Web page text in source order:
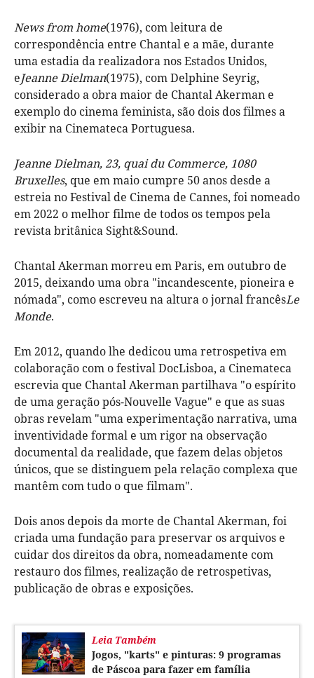
News from home(1976), com leitura de
correspondência entre Chantal e a mãe, durante
uma estadia da realizadora nos Estados Unidos,
eJeanne Dielman(1975), com Delphine Seyrig,
considerado a obra maior de Chantal Akerman e
exemplo do cinema feminista, são dois dos filmes a
exibir na Cinemateca Portuguesa.
Jeanne Dielman, 23, quai du Commerce, 1080
Bruxelles, que em maio cumpre 50 anos desde a
estreia no Festival de Cinema de Cannes, foi nomeado
em 2022 o melhor filme de todos os tempos pela
revista britânica Sight&Sound.
Chantal Akerman morreu em Paris, em outubro de
2015, deixando uma obra "incandescente, pioneira e
nómada", como escreveu na altura o jornal francêsLe
Monde.
Em 2012, quando lhe dedicou uma retrospetiva em
colaboração com o festival DocLisboa, a Cinemateca
escrevia que Chantal Akerman partilhava "o espírito
de uma geração pós-Nouvelle Vague" e que as suas
obras revelam "uma experimentação narrativa, uma
inventividade formal e um rigor na observação
documental da realidade, que fazem delas objetos
únicos, que se distinguem pela relação complexa que
mantêm com tudo o que filmam".
Dois anos depois da morte de Chantal Akerman, foi
criada uma fundação para preservar os arquivos e
cuidar dos direitos da obra, nomeadamente com
restauro dos filmes, realização de retrospetivas,
publicação de obras e exposições.
Leia Também
Jogos, "karts" e pinturas: 9 programas
de Páscoa para fazer em família